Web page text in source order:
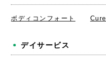
ボディコンフォート Cure
デイサービス